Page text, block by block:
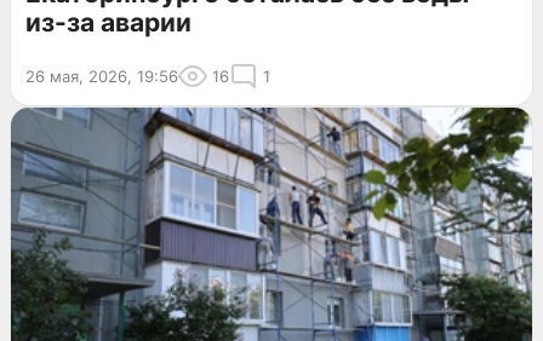
из-за аварии
26 мая, 2026, 19:56 16 1